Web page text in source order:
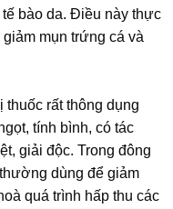
tế bào da. Điều này thực
mụn trứng cá và
thuốc rất thông dụng
tính bình, có tác
giải độc. Trong đông
dùng để giảm
quá trình hấp thu các